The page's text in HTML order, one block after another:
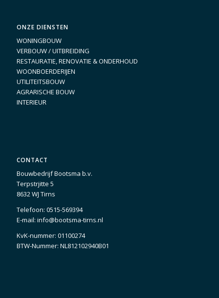
ONZE DIENSTEN
WONINGBOUW
VERBOUW / UITBREIDING
RESTAURATIE, RENOVATIE & ONDERHOUD
WOONBOERDERIJEN
UTILITEITSBOUW
AGRARISCHE BOUW
INTERIEUR
CONTACT
Bouwbedrijf Bootsma b.v.
Terpstrjitte 5
8632 WJ Tirns
Telefoon: 0515-569394
E-mail: info@bootsma-tirns.nl
KvK-nummer: 01100274
BTW-Nummer: NL812102940B01